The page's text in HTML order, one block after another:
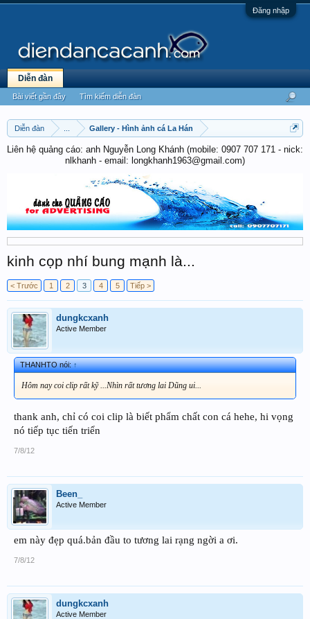
Đăng nhập
Diễn đàn Gallery - Hình ảnh cá La Hán
Liên hệ quảng cáo: anh Nguyễn Long Khánh (mobile: 0907 707 171 - nick:
nlkhanh - email: longkhanh1963@gmail.com)
kinh cọp nhí bung mạnh là...
< Trước 1 2 3 4 5 Tiếp >
dungkcxanh
Active Member
THANHTO nói:↑
Hôm nay coi clip rất kỹ ...Nhìn rất tương lai Dũng ui...
thank anh, chỉ có coi clip là biết phẩm chất con cá hehe, hi vọng
nó tiếp tục tiến triển
7/8/12
Been_
Active Member
em này đẹp quá.bản đầu to tương lai rạng ngời a ơi.
7/8/12
dungkcxanh
Active Member
Diễn đàn
Bài viết gần đây Tìm kiếm diễn đàn